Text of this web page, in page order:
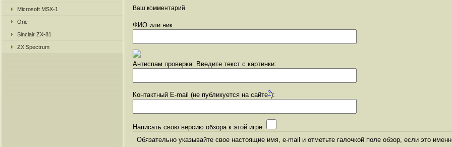
Microsoft MSX-1
Oric
Sinclair ZX-81
ZX Spectrum
Ваш комментарий
ФИО или ник:
Антиспам проверка: Введите текст с картинки:
Контактный E-mail (не публикуется на сайте?):
Написать свою версию обзора к этой игре:
Обязательно указывайте свое настоящие имя, e-mail и отметьте галочкой поле обзор, если это